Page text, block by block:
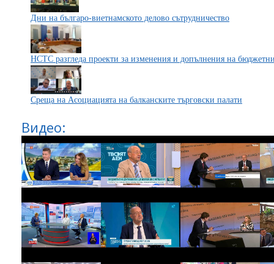
Дни на българо-виетнамското делово сътрудничество
НСТС разгледа проекти за изменения и допълнения на
Среща на Асоциацията на балканските търговски палати
Видео: